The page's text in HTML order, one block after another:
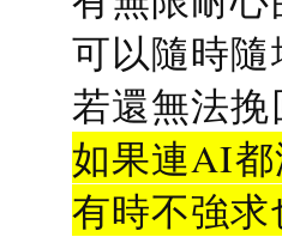
可以隨時
若還無法
如果連AI
有時不強